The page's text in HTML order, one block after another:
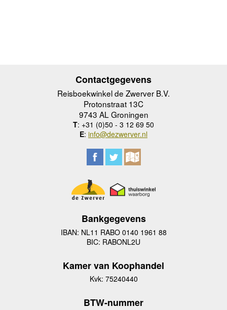
Contactgegevens
Reisboekwinkel de Zwerver B.V.
Protonstraat 13C
9743 AL Groningen
T: +31 (0)50 - 3 12 69 50
E: info@dezwerver.nl
Bankgegevens
IBAN: NL11 RABO 0140 1961 88
BIC: RABONL2U
Kamer van Koophandel
Kvk: 75240440
BTW-nummer